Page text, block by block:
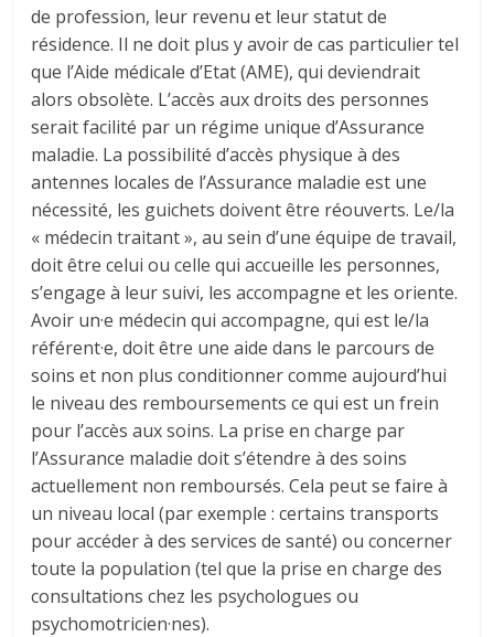
de profession, leur revenu et leur statut de
résidence. Il ne doit plus y avoir de cas particulier tel
que l’Aide médicale d’Etat (AME), qui deviendrait
alors obsolète. L’accès aux droits des personnes
serait facilité par un régime unique d’Assurance
maladie. La possibilité d’accès physique à des
antennes locales de l’Assurance maladie est une
nécessité, les guichets doivent être réouverts. Le/la
« médecin traitant », au sein d’une équipe de travail,
doit être celui ou celle qui accueille les personnes,
s’engage à leur suivi, les accompagne et les oriente.
Avoir un·e médecin qui accompagne, qui est le/la
référent·e, doit être une aide dans le parcours de
soins et non plus conditionner comme aujourd’hui
le niveau des remboursements ce qui est un frein
pour l’accès aux soins. La prise en charge par
l’Assurance maladie doit s’étendre à des soins
actuellement non remboursés. Cela peut se faire à
un niveau local (par exemple : certains transports
pour accéder à des services de santé) ou concerner
toute la population (tel que la prise en charge des
consultations chez les psychologues ou
psychomotricien·nes).